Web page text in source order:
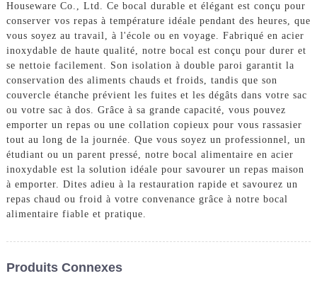
Houseware Co., Ltd. Ce bocal durable et élégant est conçu pour
conserver vos repas à température idéale pendant des heures, que
vous soyez au travail, à l'école ou en voyage. Fabriqué en acier
inoxydable de haute qualité, notre bocal est conçu pour durer et
se nettoie facilement. Son isolation à double paroi garantit la
conservation des aliments chauds et froids, tandis que son
couvercle étanche prévient les fuites et les dégâts dans votre sac
ou votre sac à dos. Grâce à sa grande capacité, vous pouvez
emporter un repas ou une collation copieux pour vous rassasier
tout au long de la journée. Que vous soyez un professionnel, un
étudiant ou un parent pressé, notre bocal alimentaire en acier
inoxydable est la solution idéale pour savourer un repas maison
à emporter. Dites adieu à la restauration rapide et savourez un
repas chaud ou froid à votre convenance grâce à notre bocal
alimentaire fiable et pratique.
Produits Connexes